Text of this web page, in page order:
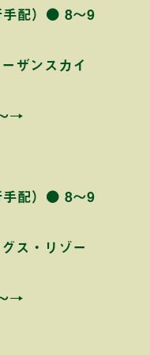
手配）● 8〜9
ザンスカイ
→
手配）● 8〜9
ス・リゾー
→